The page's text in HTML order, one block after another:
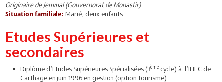
Originaire de Jemmal (Gouvernorat de Monastir)
Situation familiale: Marié, deux enfants.
Etudes Supérieures et
secondaires
Diplôme d’Etudes Supérieures Spécialisées (3ème cycle) à l’IHEC de
Carthage en juin 1996 en gestion (option tourisme).